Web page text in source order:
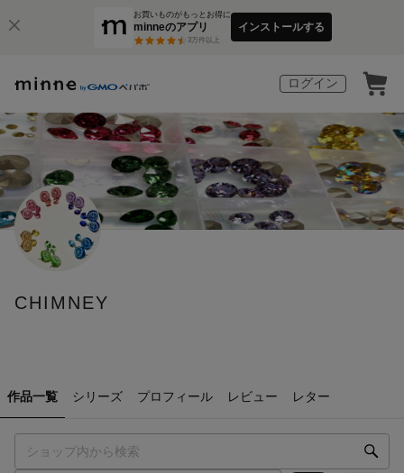
お買いものがもっとお得に
minneのアプリ
3万件以上
インストールする
ログイン
CHIMNEY
作品一覧 シリーズ プロフィール レビュー レター